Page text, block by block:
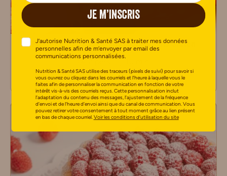
Petites crêpes aux fruits rouges Sans Gluten
0 avis
JE M’INSCRIS
J’autorise Nutrition & Santé SAS à traiter mes données
personnelles afin de m’envoyer par email des
communications personnalisées.
Nutrition & Santé SAS utilise des traceurs (pixels de suivi) pour savoir si
vous ouvrez ou cliquez dans les courriels et l’heure à laquelle vous le
faites afin de personnaliser la communication en fonction de votre
intérêt vis-à-vis des courriels reçus. Cette personnalisation inclut
l’adaptation du contenu des messages, l’ajustement de la fréquence
d’envoi et de l’heure d’envoi ainsi que du canal de communication. Vous
pouvez retirer votre consentement à tout moment grâce au lien présent
en bas de chaque courriel.Voir les conditions d’utilisation du site